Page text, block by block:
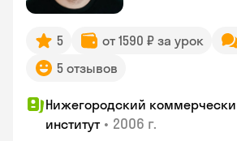
5 от 1590 ₽ за урок
5 отзывов
Нижегородский
институт • 2006 г.